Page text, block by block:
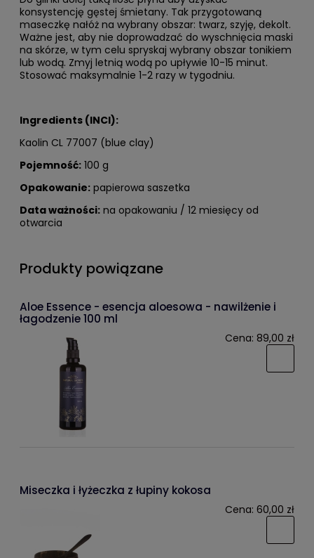
konsystencję gęstej śmietany. Tak przygotowaną
maseczkę nałóż na wybrany obszar: twarz, szyję, dekolt.
Ważne jest, aby nie doprowadzać do wyschnięcia maski
na skórze, w tym celu spryskaj wybrany obszar tonikiem
lub wodą. Zmyj letnią wodą po upływie 10-15 minut.
Stosować maksymalnie 1-2 razy w tygodniu.
Ingredients (INCI):
Kaolin CL 77007 (blue clay)
Pojemność: 100 g
Opakowanie: papierowa saszetka
Data ważności: na opakowaniu / 12 miesięcy od
otwarcia
Produkty powiązane
Aloe Essence - esencja aloesowa - nawilżenie i
łagodzenie 100 ml
Cena: 89,00 zł
Miseczka i łyżeczka z łupiny kokosa
Cena: 60,00 zł